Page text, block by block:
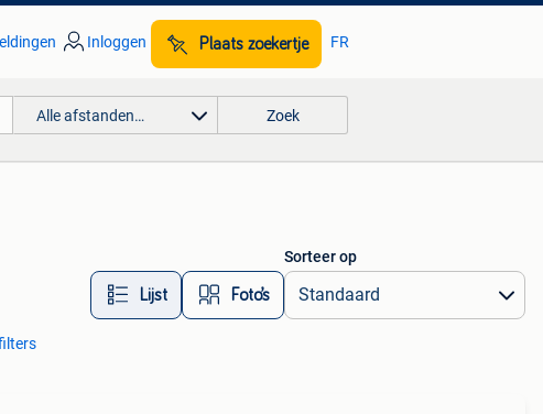
Inloggen Plaats zoekertje FR
Alle afstanden… Zoek
Lijst Foto’s
Sorteer op